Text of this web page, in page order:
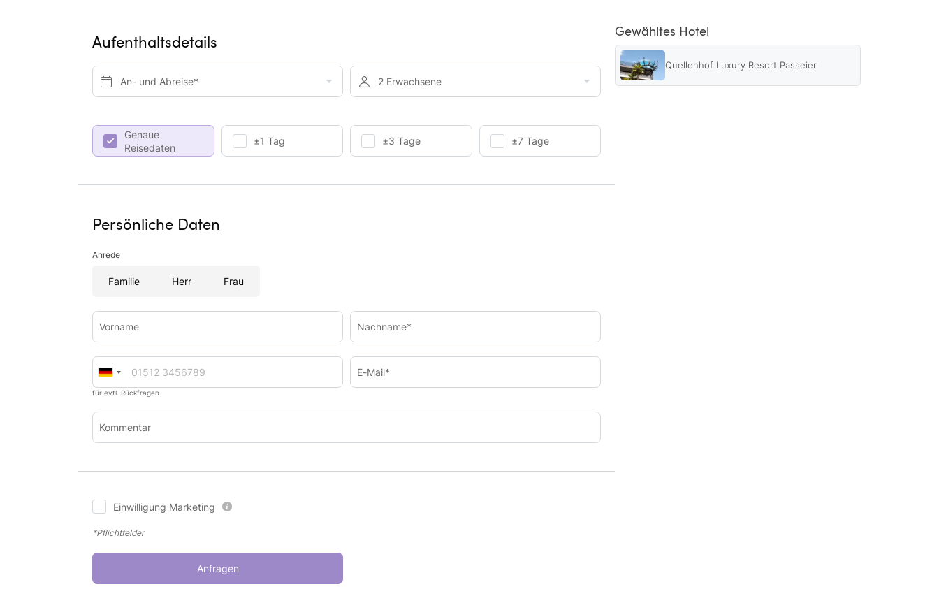
Aufenthaltsdetails
An- und Abreise* 2 Erwachsene
Genaue
Reisedaten
±1 Tag ±3 Tage ±7 Tage
Persönliche Daten
Anrede
Familie Herr Frau
Vorname Nachname*
für evtl. Rückfragen
E-Mail*
Kommentar
Einwilligung Marketing
*Pflichtfelder
Anfragen
Gewähltes Hotel
Quellenhof Luxury Resort Passeier